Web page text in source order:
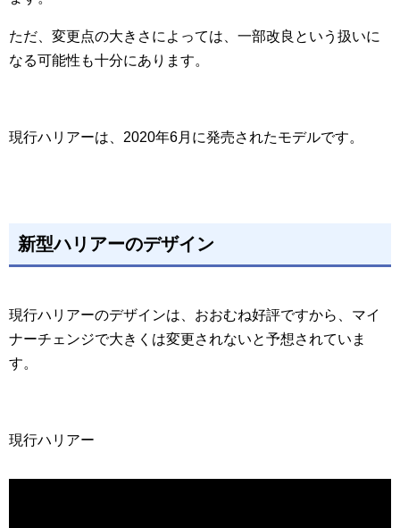
ただ、変更点の大きさによっては、一部改良という扱いに
なる可能性も十分にあります。
現行ハリアーは、2020年6月に発売されたモデルです。
新型ハリアーのデザイン
現行ハリアーのデザインは、おおむね好評ですから、マイ
ナーチェンジで大きくは変更されないと予想されていま
す。
現行ハリアー